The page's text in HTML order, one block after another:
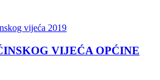
vijeća 2019
VIJEĆA OPĆINE